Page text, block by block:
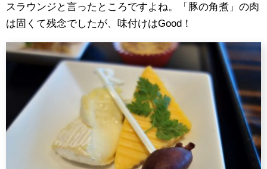
スラウンジと言ったところですよね。「豚の角煮」の肉
は固くて残念でしたが、味付けはGood！